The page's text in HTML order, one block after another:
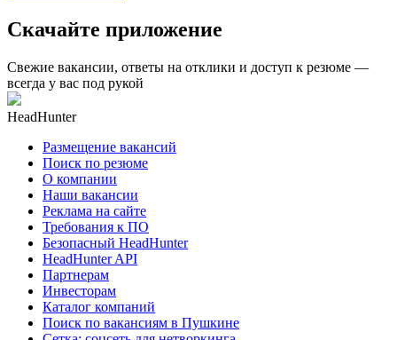
Скачайте приложение
Свежие вакансии, ответы на отклики и доступ к резюме —
всегда у вас под рукой
HeadHunter
Размещение вакансий
Поиск по резюме
О компании
Наши вакансии
Реклама на сайте
Требования к ПО
Безопасный HeadHunter
HeadHunter API
Партнерам
Инвесторам
Каталог компаний
Поиск по вакансиям в Пушкине